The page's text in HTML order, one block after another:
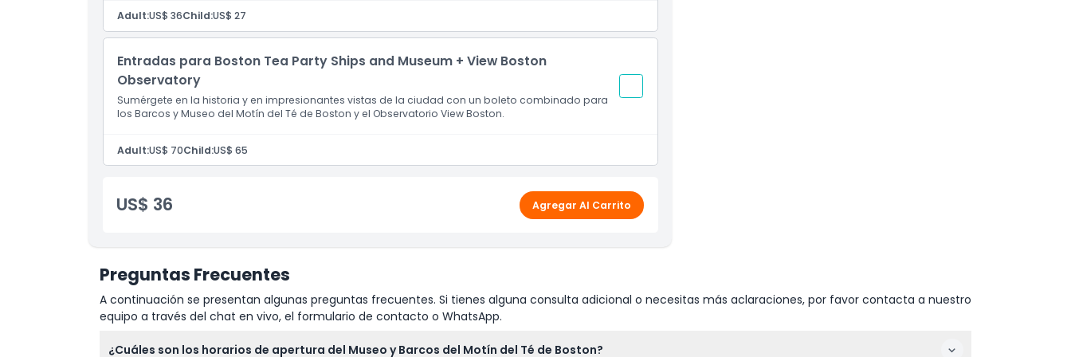
Cosas a Saber
Adult:US$ 36Child:US$ 27
Entradas para Boston Tea Party Ships and Museum + View Boston
Observatory
Sumérgete en la historia y en impresionantes vistas de la ciudad con un boleto combinado para
los Barcos y Museo del Motín del Té de Boston y el Observatorio View Boston.
Adult:US$ 70Child:US$ 65
US$ 36 Agregar Al Carrito
Preguntas Frecuentes
A continuación se presentan algunas preguntas frecuentes. Si tienes alguna consulta adicional o necesitas más aclaraciones, por favor contacta a nuestro
equipo a través del chat en vivo, el formulario de contacto o WhatsApp.
¿Cuáles son los horarios de apertura del Museo y Barcos del Motín del Té de Boston?